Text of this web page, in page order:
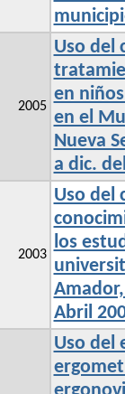
2005
Uso del
en
en el
Nueva
a dic.
2003
Uso del
los
Abril
Uso del